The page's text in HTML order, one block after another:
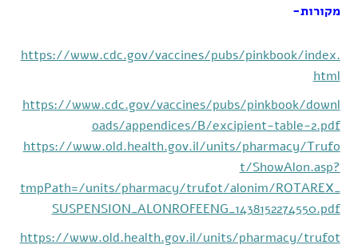
מקורות-
https://www.cdc.gov/vaccines/pubs/pinkbook/index.
html
https://www.cdc.gov/vaccines/pubs/pinkbook/downl
oads/appendices/B/excipient-table-2.pdf
https://www.old.health.gov.il/units/pharmacy/Trufo
t/ShowAlon.asp?
tmpPath=/units/pharmacy/trufot/alonim/ROTAREX_
SUSPENSION_ALONROFEENG_1438152274550.pdf
https://www.old.health.gov.il/units/pharmacy/trufot